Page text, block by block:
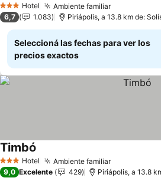
3 Estrellas
Hotel Ambiente familiar
6,7 1.083 Piriápolis, a 13.8 km de:
Seleccioná las fechas para ver los
precios exactos
3 Estrellas
Hotel Ambiente familiar
Timbó
9,0 Excelente 429 Piriápolis, a 13.8